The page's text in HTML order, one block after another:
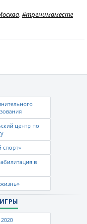
, #тренимвместе
центр по
спорт»
в